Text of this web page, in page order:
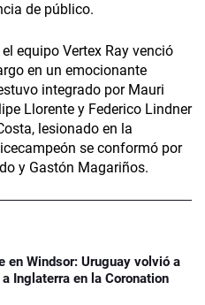
de público.
equipo Vertex Ray venció
en un emocionante
integrado por Mauri
Llorente y Federico Lindner
lesionado en la
se conformó por
y Gastón Magariños.
en Windsor: Uruguay volvió a
Inglaterra en la Coronation